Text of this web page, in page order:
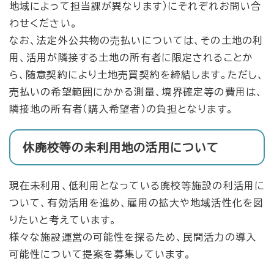
地域によって担当課が異なります）にそれぞれお問い合
わせください。
なお、法定外公共物の売払いについては、その土地の利
用、活用が隣接する土地の所有者に限定されることか
ら、随意契約により土地売買契約を締結します。ただし、
売払いの希望範囲にかかる測量、境界確定等の費用は、
隣接地の所有者（購入希望者）の負担となります。
休廃校等の未利用地の活用について
現在未利用、低利用となっている廃校等施設の利活用に
ついて、有効活用を進め、雇用の拡大や地域活性化を図
りたいと考えています。
様々な施設運営の可能性を探るため、民間活力の導入
可能性について提案を募集しています。